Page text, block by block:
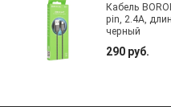
Кабель
pin, 2.4A,
черный
290 руб.